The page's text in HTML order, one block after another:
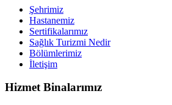
Şehrimiz
Hastanemiz
Sertifikalarımız
Sağlık Turizmi Nedir
Bölümlerimiz
İletişim
Hizmet Binalarımız